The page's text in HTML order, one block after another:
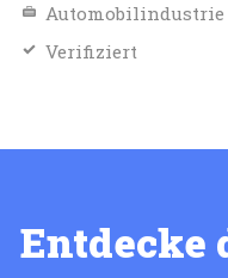
Automobilindustrie
Verifiziert
Entdecke